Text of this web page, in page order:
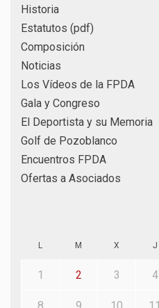
Historia
Estatutos (pdf)
Composición
Noticias
Los Vídeos de la FPDA
Gala y Congreso
El Deportista y su Memoria
Golf de Pozoblanco
Encuentros FPDA
Ofertas a Asociados
L M X J
1 2 3 4